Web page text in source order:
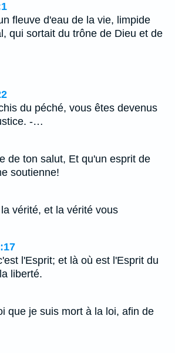
fleuve d'eau de la vie, limpide
qui sortait du trône de Dieu et de
du péché, vous êtes devenus
-…
de ton salut, Et qu'un esprit de
soutienne!
vérité, et la vérité vous
l'Esprit; et là où est l'Esprit du
liberté.
que je suis mort à la loi, afin de